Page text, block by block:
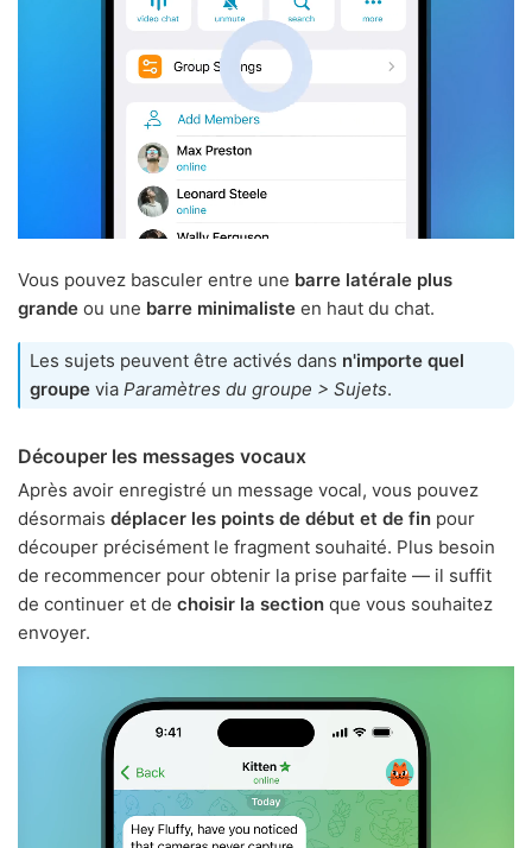
Vous pouvez basculer entre une barre latérale plus
grande ou une barre minimaliste en haut du chat.
Les sujets peuvent être activés dans n'importe quel
groupe via Paramètres du groupe > Sujets.
Découper les messages vocaux
Après avoir enregistré un message vocal, vous pouvez
désormais déplacer les points de début et de fin pour
découper précisément le fragment souhaité. Plus besoin
de recommencer pour obtenir la prise parfaite — il suffit
de continuer et de choisir la section que vous souhaitez
envoyer.